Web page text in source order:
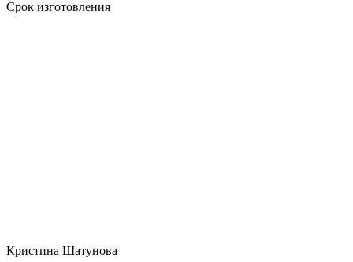
Срок изготовления
Кристина Шатунова